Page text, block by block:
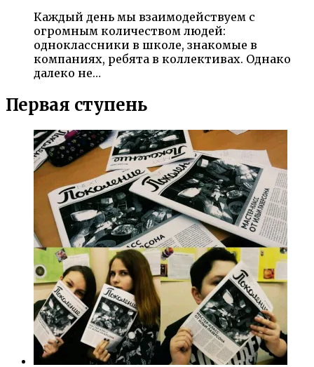
Каждый день мы взаимодействуем с
огромным количеством людей:
одноклассники в школе, знакомые в
компаниях, ребята в коллективах. Однако
далеко не…
Первая ступень